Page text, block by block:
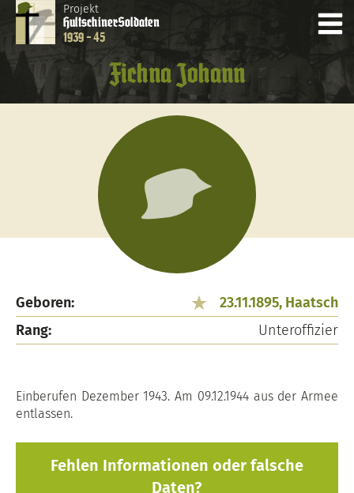
Projekt
HultschinerSoldaten
1939 - 45
Fichna Johann
Geboren:
23.11.1895, Haatsch
Rang:
Unteroffizier
Einberufen Dezember 1943. Am 09.12.1944 aus der Armee
entlassen.
Fehlen Informationen oder falsche
Daten?